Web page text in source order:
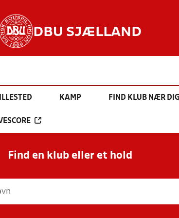
DBU SJÆLLAND
KAMP FIND KLUB NÆR
Find en klub eller et hold